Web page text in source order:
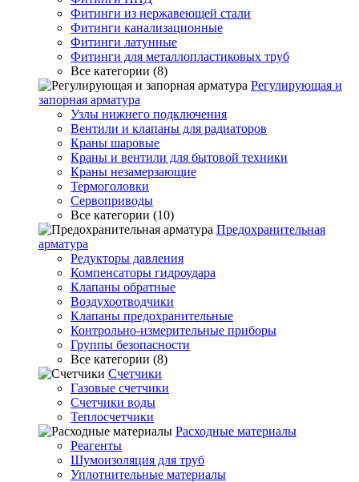
Фитинги из нержавеющей стали
Фитинги канализационные
Фитинги латунные
Фитинги для металлопластиковых труб
Все категории (8)
Регулирующая и
запорная арматура
Узлы нижнего подключения
Вентили и клапаны для радиаторов
Краны шаровые
Краны и вентили для бытовой техники
Краны незамерзающие
Термоголовки
Сервоприводы
Все категории (10)
Предохранительная
арматура
Редукторы давления
Компенсаторы гидроудара
Клапаны обратные
Воздухоотводчики
Клапаны предохранительные
Контрольно-измерительные приборы
Группы безопасности
Все категории (8)
Счетчики
Газовые счетчики
Счетчики воды
Теплосчетчики
Расходные материалы
Реагенты
Шумоизоляция для труб
Уплотнительные материалы